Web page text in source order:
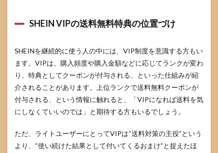
SHEIN VIPの送料無料特典の位置づけ
SHEINを継続的に使う人の中には、VIP制度を意識する方もい
ます。VIPは、購入頻度や購入金額などに応じてランクが変わ
り、特典としてクーポンが付与される、といった仕組みが紹
介されることがあります。上位ランクで送料無料クーポンが
付与される、という情報に触れると、「VIPになれば送料を気
にしなくていいのでは」と期待する方もいるでしょう。
ただ、ライトユーザーにとってVIPは“送料対策の主役”という
より、“使い続けた結果として付いてくるおまけ”と捉えたほ